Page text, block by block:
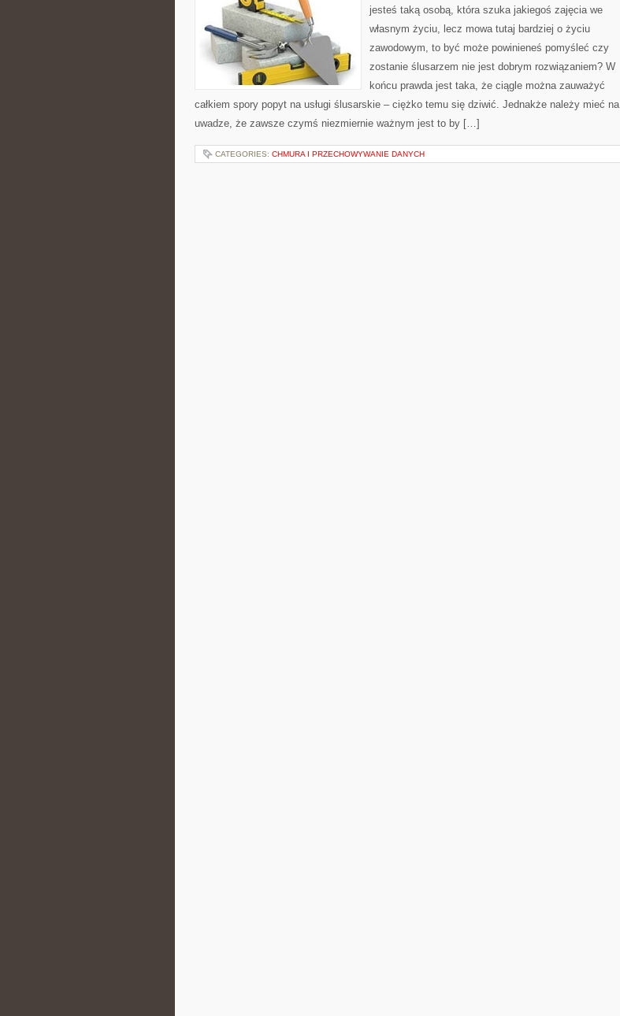
jesteś taką osobą, która szuka jakiegoś zajęcia we
własnym życiu, lecz mowa tutaj bardziej o życiu
zawodowym, to być może powinieneś pomyśleć czy
zostanie ślusarzem nie jest dobrym rozwiązaniem? W
końcu prawda jest taka, że ciągle można zauważyć
całkiem spory popyt na usługi ślusarskie – ciężko temu się dziwić. Jednakże należy mieć na
uwadze, że zawsze czymś niezmiernie ważnym jest to by […]
CATEGORIES: CHMURA I PRZECHOWYWANIE DANYCH